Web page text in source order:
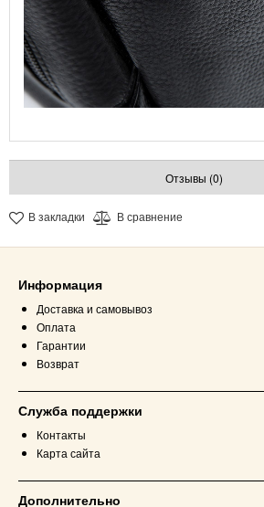
Отзывы (0)
В закладки В сравнение
Информация
Доставка и самовывоз
Оплата
Гарантии
Возврат
Служба поддержки
Контакты
Карта сайта
Дополнительно